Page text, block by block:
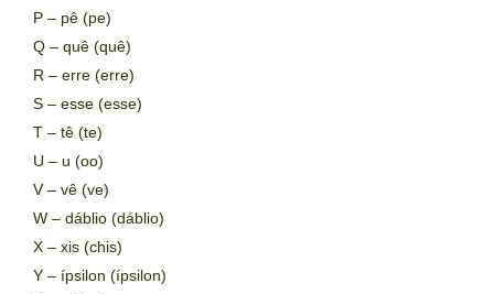
P – pê (pe)
Q – quê (quê)
R – erre (erre)
S – esse (esse)
T – tê (te)
U – u (oo)
V – vê (ve)
W – dáblio (dáblio)
X – xis (chis)
Y – ípsilon (ípsilon)